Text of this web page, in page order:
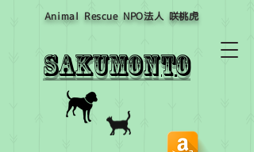
sakumonto
Animal Rescue NPO​法人 咲桃虎